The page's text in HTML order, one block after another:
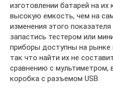
изготовлении батарей на
высокую емкость, чем на
изменения этого
запастись тестером или
приборы доступны на
так что найти их не
сравнению с мультиметром,
коробка с разъемом USB.